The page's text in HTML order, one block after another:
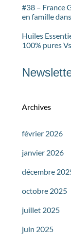
#38 – France
en famille
Huiles
100% pures
Archives
février 2026
janvier 2026
décembre
octobre 2025
juillet 2025
juin 2025